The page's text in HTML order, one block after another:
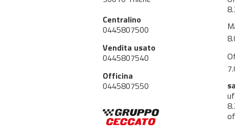
Centralino
0445807500
Vendita usato
0445807540
Officina
0445807550